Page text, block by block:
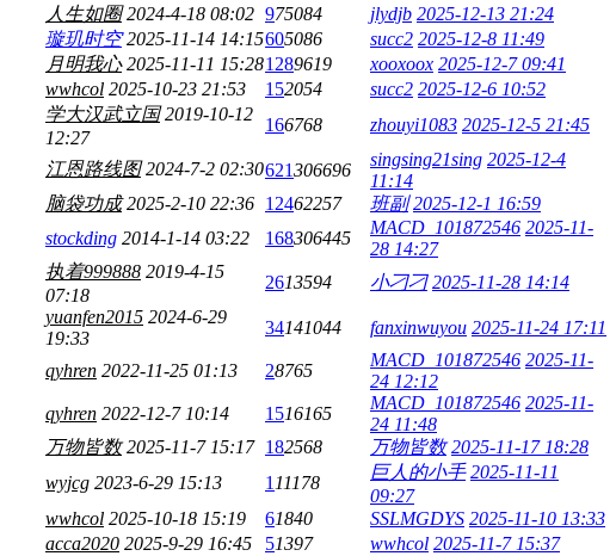
人生如圈 2024-4-18 08:02 975084 jlydjb 2025-12-13 21:24
璇玑时空 2025-11-14 14:15605086 succ2 2025-12-8 11:49
月明我心 2025-11-11 15:281289619 xooxoox 2025-12-7 09:41
wwhcol 2025-10-23 21:53 152054 succ2 2025-12-6 10:52
学大汉武立国 2019-10-12
12:27
166768 zhouyi1083 2025-12-5 21:45
江恩路线图 2024-7-2 02:30621306696
singsing21sing 2025-12-4
11:14
脑袋功成 2025-2-10 22:36 12462257 班副 2025-12-1 16:59
stockding 2014-1-14 03:22 168306445
MACD_101872546 2025-11-
28 14:27
执着999888 2019-4-15
07:18
2613594 小刁刁 2025-11-28 14:14
yuanfen2015 2024-6-29
19:33
34141044 fanxinwuyou 2025-11-24 17:11
qyhren 2022-11-25 01:13 28765
MACD_101872546 2025-11-
24 12:12
qyhren 2022-12-7 10:14 1516165
MACD_101872546 2025-11-
24 11:48
万物皆数 2025-11-7 15:17 182568 万物皆数 2025-11-17 18:28
wyjcg 2023-6-29 15:13 1 11178
巨人的小手 2025-11-11
09:27
wwhcol 2025-10-18 15:19 61840 SSLMGDYS 2025-11-10 13:33
acca2020 2025-9-29 16:45 51397 wwhcol 2025-11-7 15:37